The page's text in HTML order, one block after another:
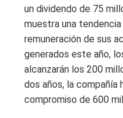
un dividendo de 75
muestra una
remuneración de sus
generados este año,
alcanzarán los 200
dos años, la compañía
compromiso de 600